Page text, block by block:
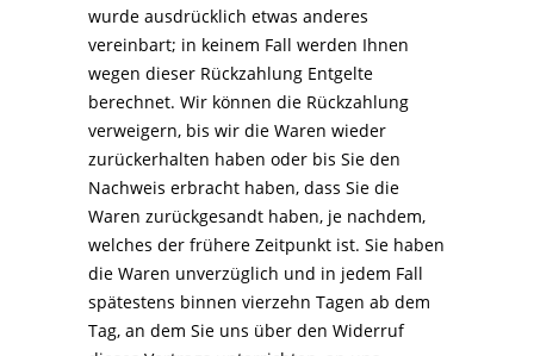
wurde ausdrücklich etwas anderes
vereinbart; in keinem Fall werden Ihnen
wegen dieser Rückzahlung Entgelte
berechnet. Wir können die Rückzahlung
verweigern, bis wir die Waren wieder
zurückerhalten haben oder bis Sie den
Nachweis erbracht haben, dass Sie die
Waren zurückgesandt haben, je nachdem,
welches der frühere Zeitpunkt ist. Sie haben
die Waren unverzüglich und in jedem Fall
spätestens binnen vierzehn Tagen ab dem
Tag, an dem Sie uns über den Widerruf